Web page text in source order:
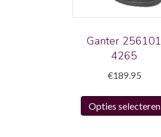
Ganter 256101
4265
€189.95
Opties selecteren